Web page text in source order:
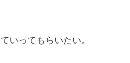
いってもらいたい。